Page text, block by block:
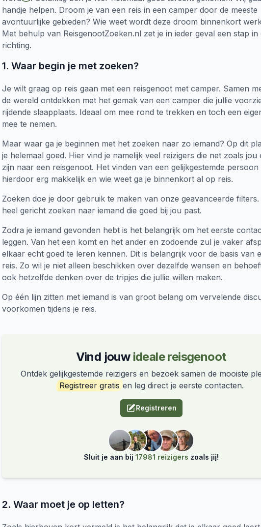
handje helpen. Droom je van een reis in een camper door de meeste
avontuurlijke gebieden? Wie weet wordt deze droom binnenkort
Met behulp van ReisgenootZoeken.nl zet je in ieder geval een stap in
richting.
1. Waar begin je met zoeken?
Je wilt graag op reis gaan met een reisgenoot met camper. Samen
de wereld ontdekken met het gemak van een camper die jullie
rijdende slaapplaats. Ideaal om mee rond te trekken en toch een
mee te nemen.
Maar waar ga je beginnen met het zoeken naar zo iemand? Op dit
je helemaal goed. Hier vind je namelijk veel reizigers die net zoals jou
zijn naar een reisgenoot. Het vinden van een gelijkgestemde persoon
hierdoor erg makkelijk en wie weet ga je binnenkort al op reis.
Zoeken doe je door gebruik te maken van onze geavanceerde
heel gericht zoeken naar iemand die goed bij jou past.
Zodra je iemand gevonden hebt is het belangrijk om het eerste
leggen. Van het een komt en het ander en zodoende zul je vaker
elkaar echt goed te leren kennen. Dit is belangrijk voor de basis van
reis. Zo wil je niet alleen beschikken over dezelfde wensen en
ook hetzelfde denken over de tripjes die jullie willen maken.
Op één lijn zitten met iemand is van groot belang om vervelende
voorkomen tijdens je reis.
Vind jouw ideale reisgenoot
Ontdek gelijkgestemde reizigers en bezoek samen de mooiste
Registreer gratis en leg direct je eerste contacten.
Registreren
Sluit je aan bij 17981 reizigers zoals jij!
2. Waar moet je op letten?